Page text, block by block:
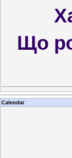
Що
Calendar